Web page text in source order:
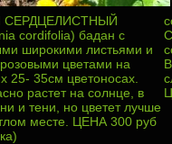
СЕРДЦЕЛИСТНЫЙ
cordifolia) бадан с
широкими листьями и
цветами на
25- 35см цветоносах.
растет на солнце, в
и тени, но цветет лучше
месте. ЦЕНА 300 руб